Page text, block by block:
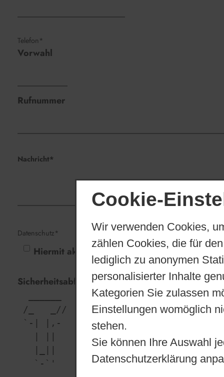
Cookie-
Wir verwenden Cookies,
zählen Cookies, die für
lediglich zu anonymen
personalisierter Inhalte
Kategorien Sie zulassen
Einstellungen womöglich
stehen.
Sie können Ihre Auswahl
Datenschutzerklärung
Telefon*
Vorwahl
Rufnummer
Nachricht*
Datenschutz*
Hiermit akzeptiere ich die
Sicherheitsabfrage
______    ______    ______
/_   _//  /_   _//  /_   _//   /
`-| |,-    -| ||-     | ||    / //\
| ||     _| ||_    _| ||   |  ___
|_||    /_____//  /__//    |_||
`-`'    `-----`   `--`     `-`
refresh